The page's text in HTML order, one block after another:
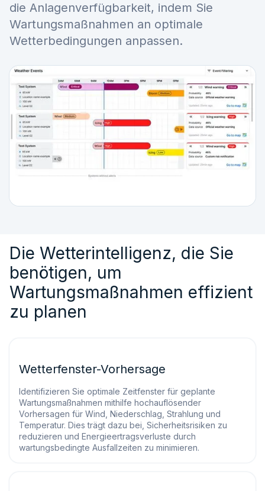
die Anlagenverfügbarkeit, indem Sie
Wartungsmaßnahmen an optimale
Wetterbedingungen anpassen.
Die Wetterintelligenz, die Sie
benötigen, um
Wartungsmaßnahmen effizient
zu planen
Wetterfenster-Vorhersage
Identifizieren Sie optimale Zeitfenster für geplante
Wartungsmaßnahmen mithilfe hochauflösender
Vorhersagen für Wind, Niederschlag, Strahlung und
Temperatur. Dies trägt dazu bei, Sicherheitsrisiken zu
reduzieren und Energieertragsverluste durch
wartungsbedingte Ausfallzeiten zu minimieren.